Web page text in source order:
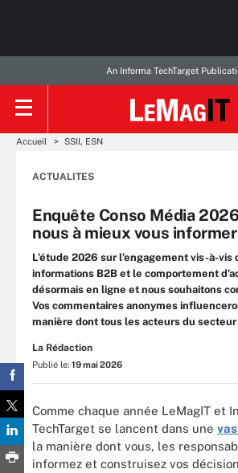
An Informa TechTarget
Accueil SSII, ESN
ACTUALITES
Enquête Conso Média
nous à mieux vous
L’étude 2026 sur l’engagement vis-à-vis
informations B2B et le comportement
désormais en ligne et nous souhaitons
Vos commentaires anonymes
manière dont tous les acteurs du
La Rédaction
Publié le: 19 mai 2026
Comme chaque année LeMagIT et
TechTarget se lancent dans une
la manière dont vous, les
informez et construisez vos